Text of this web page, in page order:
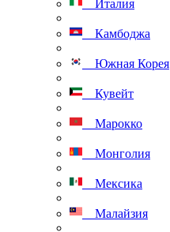
Италия
Камбоджа
Южная Корея
Кувейт
Марокко
Монголия
Мексика
Малайзия